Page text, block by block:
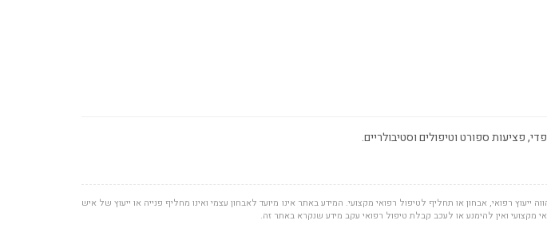
פציעות ספורט וטיפולים וסטיבולריים.
ייעוץ רפואי, אבחון או תחליף לטיפול רפואי מקצועי. המידע באתר אינו מיועד לאבחון עצמי ואינו מחליף פנייה או ייעוץ של איש
מקצועי ואין להימנע או לעכב קבלת טיפול רפואי עקב מידע שנקרא באתר זה.